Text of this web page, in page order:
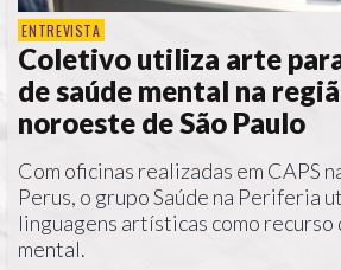
ENTREVISTA
Coletivo utiliza arte
de saúde mental na
noroeste de São Paulo
Com oficinas realizadas em CAPS
Perus, o grupo Saúde na Periferia
linguagens artísticas como recurso
mental.